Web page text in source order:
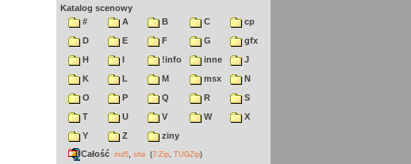
Katalog scenowy
#
A B C
cp
D
E F G
gfx
H
I !info inne
J
K
L M msx
N
O
P Q R
S
T
U V W
X
Y
Z
ziny
Całość md5 sha (7-Zip TUGZip)